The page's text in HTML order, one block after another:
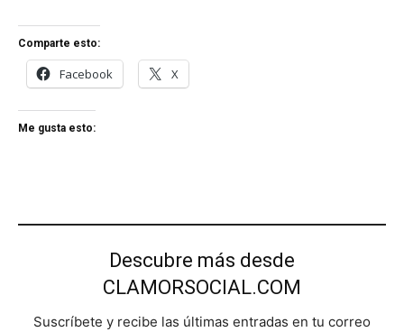
Comparte esto:
Facebook X
Me gusta esto:
Descubre más desde
CLAMORSOCIAL.COM
Suscríbete y recibe las últimas entradas en tu correo